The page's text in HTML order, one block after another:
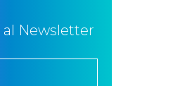
Newsletter